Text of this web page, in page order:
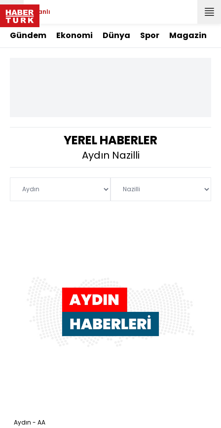
Canlı
Gündem Ekonomi Dünya Spor Magazin
YEREL HABERLER
Aydın Nazilli
Aydın - AA